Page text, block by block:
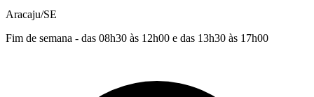
Aracaju/SE
Fim de semana - das 08h30 às 12h00 e das 13h30 às 17h00